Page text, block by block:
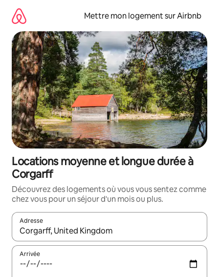
directement
contenu
Mettre mon logement sur Airbnb
Locations moyenne et longue durée à
Corgarff
Découvrez des logements où vous vous sentez comme
chez vous pour un séjour d'un mois ou plus.
Adresse
Lorsque les résultats s'affichent, utilisez les flèches vers le
Arrivée